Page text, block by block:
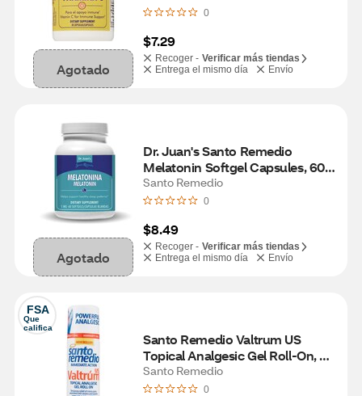
Agotado
0
$7.29
Recoger - Verificar más tiendas
Entrega el mismo día
Envío
Agotado
Dr. Juan's Santo Remedio
Melatonin Softgel Capsules, 60
CT
Santo Remedio
0
$8.49
Recoger - Verificar más tiendas
Entrega el mismo día
Envío
FSA
Que
califica
Santo Remedio Valtrum US
Topical Analgesic Gel Roll-On,
3.18 OZ
Santo Remedio
0